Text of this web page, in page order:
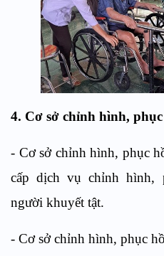
4. Cơ sở chỉnh hình,
- Cơ sở chỉnh hình, phục
cấp dịch vụ chỉnh hình,
người khuyết tật.
- Cơ sở chỉnh hình, phục